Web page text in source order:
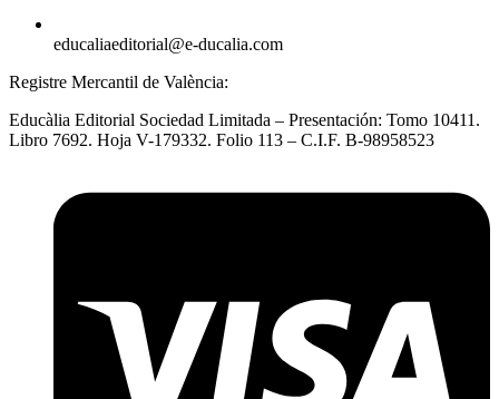
educaliaeditorial@e-ducalia.com
Registre Mercantil de València:
Educàlia Editorial Sociedad Limitada – Presentación: Tomo 10411.
Libro 7692. Hoja V-179332. Folio 113 – C.I.F. B-98958523